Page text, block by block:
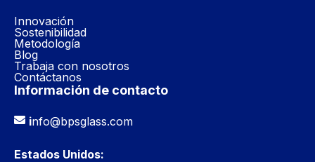
Innovación
Sostenibilidad
Metodología
Blog
Trabaja con nosotros
Contáctanos
Información de contacto
info@bpsglass.com
Estados Unidos: